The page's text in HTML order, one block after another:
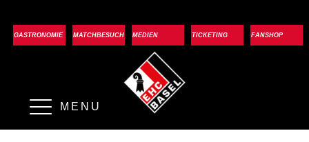
GASTRONOMIE MATCHBESUCH MEDIEN TICKETING FANSHOP
MENU